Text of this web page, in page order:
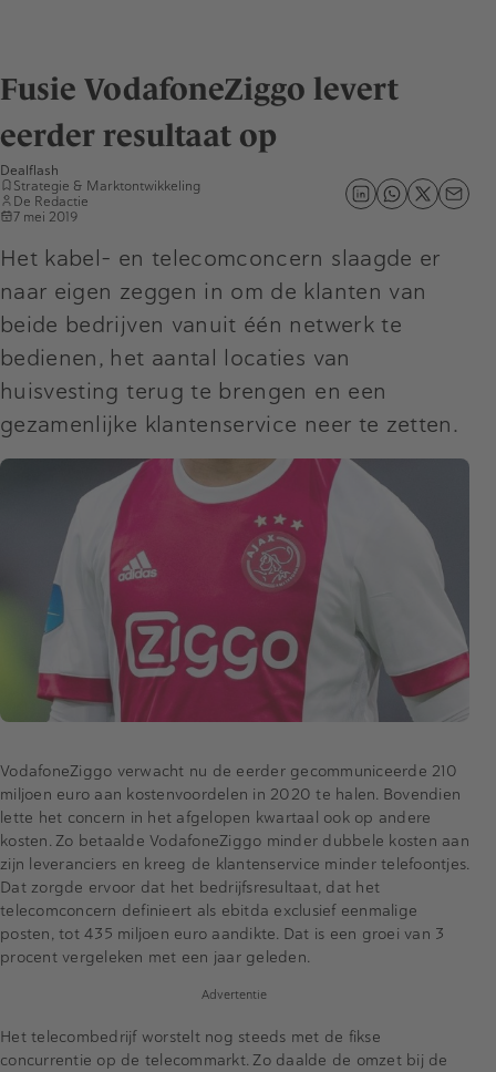
Fusie VodafoneZiggo levert
eerder resultaat op
Dealflash
Strategie & Marktontwikkeling
De Redactie
7 mei 2019
Het kabel- en telecomconcern slaagde er
naar eigen zeggen in om de klanten van
beide bedrijven vanuit één netwerk te
bedienen, het aantal locaties van
huisvesting terug te brengen en een
gezamenlijke klantenservice neer te zetten.
VodafoneZiggo verwacht nu de eerder gecommuniceerde 210
miljoen euro aan kostenvoordelen in 2020 te halen. Bovendien
lette het concern in het afgelopen kwartaal ook op andere
kosten. Zo betaalde VodafoneZiggo minder dubbele kosten aan
zijn leveranciers en kreeg de klantenservice minder telefoontjes.
Dat zorgde ervoor dat het bedrijfsresultaat, dat het
telecomconcern definieert als ebitda exclusief eenmalige
posten, tot 435 miljoen euro aandikte. Dat is een groei van 3
procent vergeleken met een jaar geleden.
Advertentie
Het telecombedrijf worstelt nog steeds met de fikse
concurrentie op de telecommarkt. Zo daalde de omzet bij de